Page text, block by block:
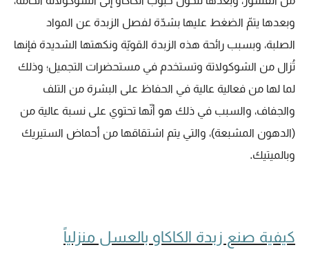
وبعدها يتمّ الضغط عليها بشدّة لفصل الزبدة عن المواد
الصلبة، وبسبب رائحة هذه الزبدة القويّة ونكهتها الشديدة فإنها
تُزال من الشوكولاتة وتستخدم في مستحضرات التجميل؛ وذلك
لما لها من فعالية عالية في الحفاظ على البشرة من التلف
والجفاف، والسبب في ذلك هو أنّها تحتوي على نسبة عالية من
(الدهون المشبعة)، والتي يتم اشتقاقها من أحماض الستيريك
وبالميتيك.
كيفية صنع زبدة الكاكاو بالعسل منزلياً